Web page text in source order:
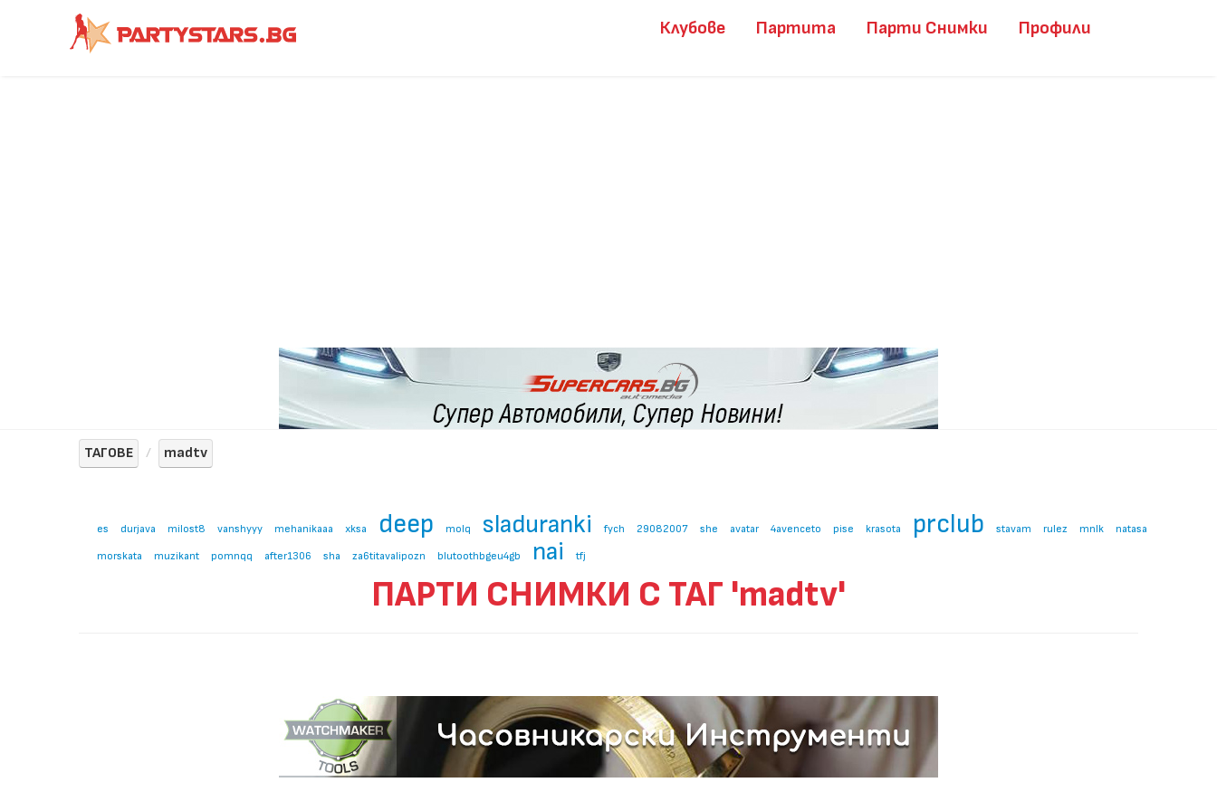
Клубове Партита Парти Снимки Профили
ТАГОВЕ madtv
es durjava milost8 vanshyyy mehanikaaa xksa deep molq sladuranki fych 29082007 she avatar 4avenceto pise krasota prclub stavam rulez mnlk
natasa
morskata
muzikant pomnqq after1306 sha za6titavalipozn blutoothbgeu4gb nai tfj
ПАРТИ СНИМКИ С ТАГ 'madtv'